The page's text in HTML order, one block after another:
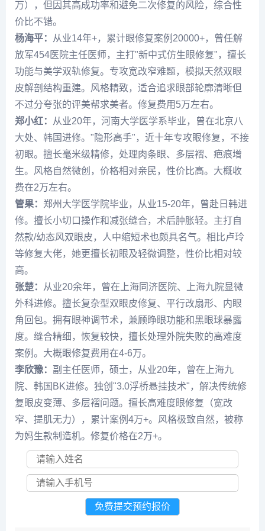
万），但因其高成功率和避免二次修复的风险，综合性
价比不错。
杨海平：
从业14年+，累计眼修复案例20000+，曾任解
放军454医院主任医师，主打"新中式仿生眼修复"，擅长
功能与美学双轨修复。专攻宽改窄难题，模拟天然双眼
皮解剖结构重建。风格精致，适合追求眼部轮廓清晰但
不过分夸张的评美帮求美者。修复费用5万左右。
郑小红：
从业20年，河南大学医学系毕业，曾在北京八
大处、韩国进修。"隐形高手"，近十年专攻眼修复，不接
初眼。擅长毫米级精修，处理肉条眼、多层褶、疤痕增
生。风格自然微创，价格相对亲民，性价比高。大概收
费在2万左右。
管果： 郑州大学医学院毕业，从业15-20年，曾赴日韩进
修。擅长小切口操作和减张缝合，术后肿胀轻。主打自
然款/幼态风双眼皮，人中缩短术也颇具名气。相比卢玲
等修复大佬，她更擅长初眼及轻微调整，性价比相对较
高。
张楚：
从业20余年，曾在上海同济医院、上海九院显微
外科进修。擅长复杂型双眼皮修复、平行改扇形、内眼
角回包。拥有眼神调节术，兼顾睁眼功能和黑眼球暴露
度。缝合精细，恢复较快，擅长处理外院失败的高难度
案例。大概眼修复费用在4-6万。
李欣豫： 副主任医师，硕士，从业20年，曾在上海九
院、韩国BK进修。独创"3.0浮桥悬挂技术"，解决传统修
复眼皮变薄、多层褶问题。擅长高难度眼修复（宽改
窄、提肌无力），累计案例4万+。风格极致自然，被称
为妈生款制造机。修复价格在2万+。